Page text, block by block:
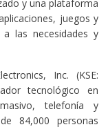
y una plataforma
juegos y
las necesidades y
Inc. (KSE:
tecnológico en
telefonía y
84,000 personas